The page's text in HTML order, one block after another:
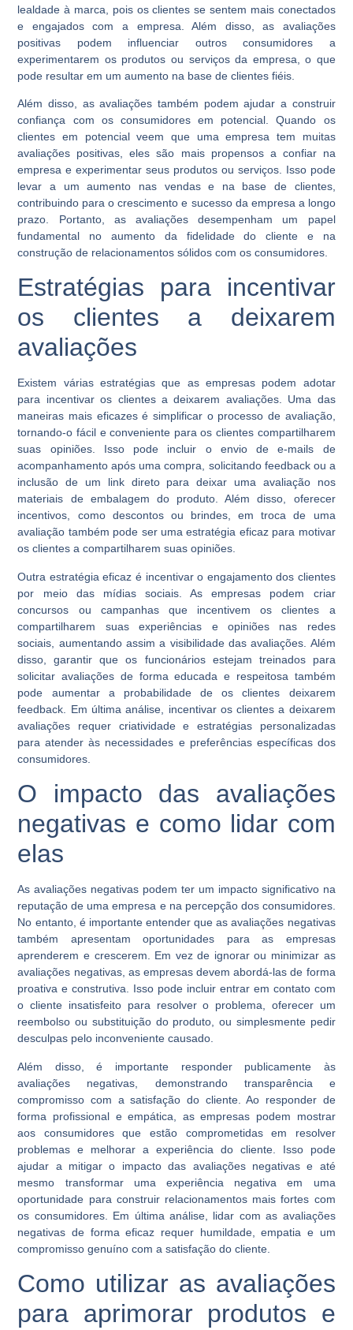
lealdade à marca, pois os clientes se sentem mais conectados
e engajados com a empresa. Além disso, as avaliações
positivas podem influenciar outros consumidores a
experimentarem os produtos ou serviços da empresa, o que
pode resultar em um aumento na base de clientes fiéis.
Além disso, as avaliações também podem ajudar a construir
confiança com os consumidores em potencial. Quando os
clientes em potencial veem que uma empresa tem muitas
avaliações positivas, eles são mais propensos a confiar na
empresa e experimentar seus produtos ou serviços. Isso pode
levar a um aumento nas vendas e na base de clientes,
contribuindo para o crescimento e sucesso da empresa a longo
prazo. Portanto, as avaliações desempenham um papel
fundamental no aumento da fidelidade do cliente e na
construção de relacionamentos sólidos com os consumidores.
Estratégias para incentivar
os clientes a deixarem
avaliações
Existem várias estratégias que as empresas podem adotar
para incentivar os clientes a deixarem avaliações. Uma das
maneiras mais eficazes é simplificar o processo de avaliação,
tornando-o fácil e conveniente para os clientes compartilharem
suas opiniões. Isso pode incluir o envio de e-mails de
acompanhamento após uma compra, solicitando feedback ou a
inclusão de um link direto para deixar uma avaliação nos
materiais de embalagem do produto. Além disso, oferecer
incentivos, como descontos ou brindes, em troca de uma
avaliação também pode ser uma estratégia eficaz para motivar
os clientes a compartilharem suas opiniões.
Outra estratégia eficaz é incentivar o engajamento dos clientes
por meio das mídias sociais. As empresas podem criar
concursos ou campanhas que incentivem os clientes a
compartilharem suas experiências e opiniões nas redes
sociais, aumentando assim a visibilidade das avaliações. Além
disso, garantir que os funcionários estejam treinados para
solicitar avaliações de forma educada e respeitosa também
pode aumentar a probabilidade de os clientes deixarem
feedback. Em última análise, incentivar os clientes a deixarem
avaliações requer criatividade e estratégias personalizadas
para atender às necessidades e preferências específicas dos
consumidores.
O impacto das avaliações
negativas e como lidar com
elas
As avaliações negativas podem ter um impacto significativo na
reputação de uma empresa e na percepção dos consumidores.
No entanto, é importante entender que as avaliações negativas
também apresentam oportunidades para as empresas
aprenderem e crescerem. Em vez de ignorar ou minimizar as
avaliações negativas, as empresas devem abordá-las de forma
proativa e construtiva. Isso pode incluir entrar em contato com
o cliente insatisfeito para resolver o problema, oferecer um
reembolso ou substituição do produto, ou simplesmente pedir
desculpas pelo inconveniente causado.
Além disso, é importante responder publicamente às
avaliações negativas, demonstrando transparência e
compromisso com a satisfação do cliente. Ao responder de
forma profissional e empática, as empresas podem mostrar
aos consumidores que estão comprometidas em resolver
problemas e melhorar a experiência do cliente. Isso pode
ajudar a mitigar o impacto das avaliações negativas e até
mesmo transformar uma experiência negativa em uma
oportunidade para construir relacionamentos mais fortes com
os consumidores. Em última análise, lidar com as avaliações
negativas de forma eficaz requer humildade, empatia e um
compromisso genuíno com a satisfação do cliente.
Como utilizar as avaliações
para aprimorar produtos e